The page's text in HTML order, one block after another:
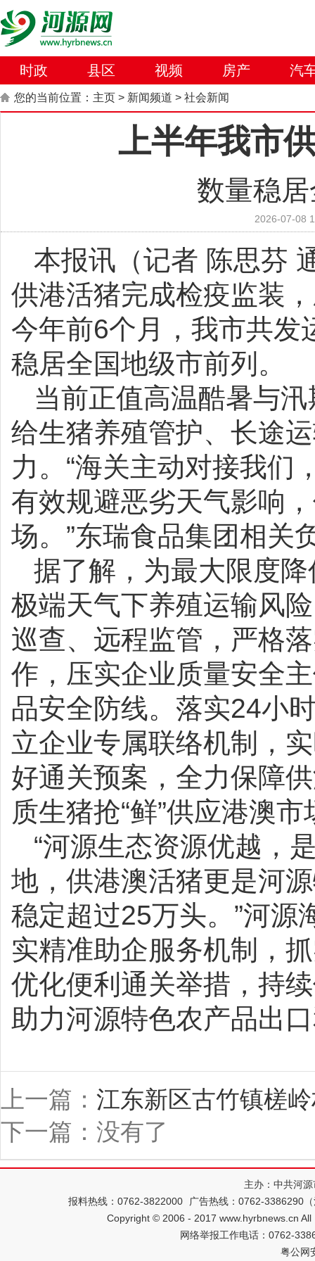
时政 县区 视频 房产 汽
您的当前位置： 主页 > 新闻频道 > 社会新闻
上半年我市
数量稳
2026-07-08
本报讯（记者 陈思芬
供港活猪完成检疫监装
今年前6个月，我市共发
稳居全国地级市前列。
当前正值高温酷暑与
给生猪养殖管护、长途
力。“海关主动对接我们
有效规避恶劣天气影响
场。”东瑞食品集团相关
据了解，为最大限度
极端天气下养殖运输风
巡查、远程监管，严格
作，压实企业质量安全
品安全防线。落实24小
立企业专属联络机制，
好通关预案，全力保障
质生猪抢“鲜”供应港澳市
“河源生态资源优越，
地，供港澳活猪更是河
稳定超过25万头。”河源
实精准助企服务机制，
优化便利通关举措，持
助力河源特色农产品出
上一篇： 江东新区古竹镇槎
下一篇：没有了